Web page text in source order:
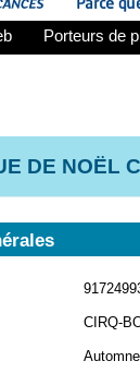
Porteurs de
DE NOËL
CIRQ-